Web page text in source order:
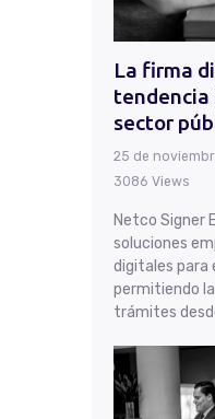
La firma
tendencia
sector
25 de
3086 Views
Netco Signer
soluciones
digitales para
permitiendo
trámites